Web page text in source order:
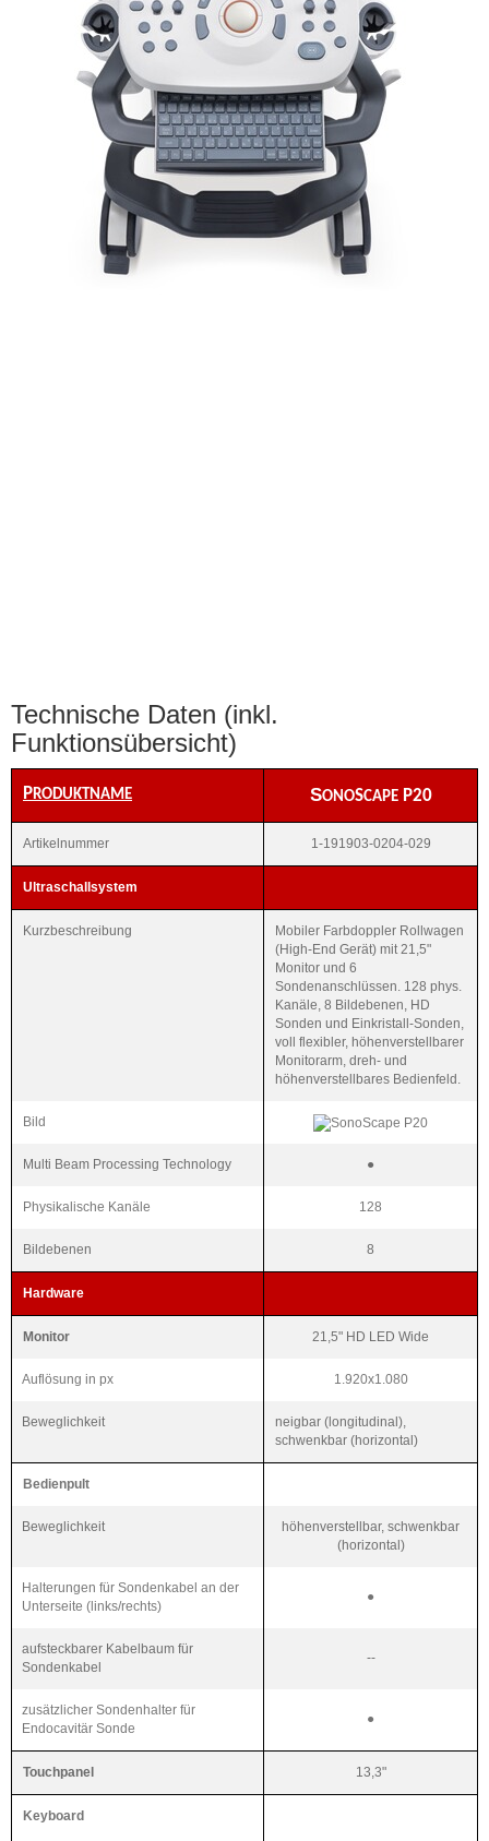
Technische Daten (inkl.
Funktionsübersicht)
PRODUKTNAME SONOSCAPEP20
Artikelnummer 1-191903-0204-029
Ultraschallsystem
Kurzbeschreibung
Mobiler Farbdoppler Rollwagen
(High-End Gerät) mit 21,5"
Monitor und 6
Sondenanschlüssen. 128 phys.
Kanäle, 8 Bildebenen, HD
Sonden und Einkristall-Sonden,
voll flexibler, höhenverstellbarer
Monitorarm, dreh- und
höhenverstellbares Bedienfeld.
Bild
Multi Beam Processing Technology ●
Physikalische Kanäle 128
Bildebenen 8
Hardware
Monitor 21,5" HD LED Wide
Auflösung in px 1.920x1.080
Beweglichkeit
neigbar (longitudinal),
schwenkbar (horizontal)
Bedienpult
Beweglichkeit
höhenverstellbar, schwenkbar
(horizontal)
Halterungen für Sondenkabel an der
Unterseite (links/rechts)
●
aufsteckbarer Kabelbaum für
Sondenkabel
--
zusätzlicher Sondenhalter für
Endocavitär Sonde
●
Touchpanel 13,3"
Keyboard